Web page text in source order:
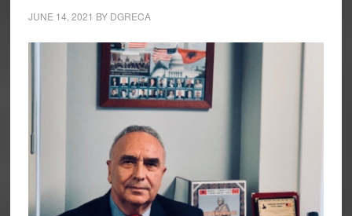
JUNE 14, 2021 BY DGRECA